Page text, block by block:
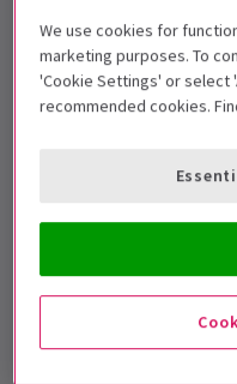
Continuará
31 July – 1 August 2026
Kiln Theatre
Duración: TBC
Sin intervalo
We use cookies for
marketing purposes. To
'Cookie Settings' or
recommended cookies.